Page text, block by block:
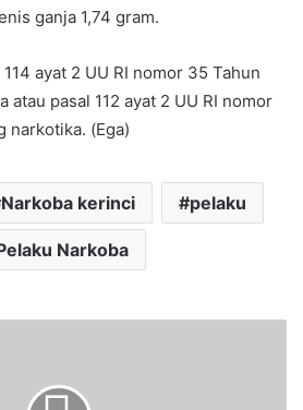
ganja 1,74 gram.
ayat 2 UU RI nomor 35 Tahun
atau pasal 112 ayat 2 UU RI nomor
narkotika. (Ega)
Narkoba kerinci pelaku
Narkoba